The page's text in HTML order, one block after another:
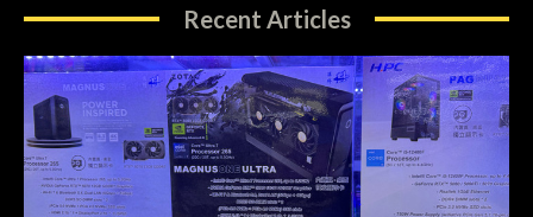
Recent Articles